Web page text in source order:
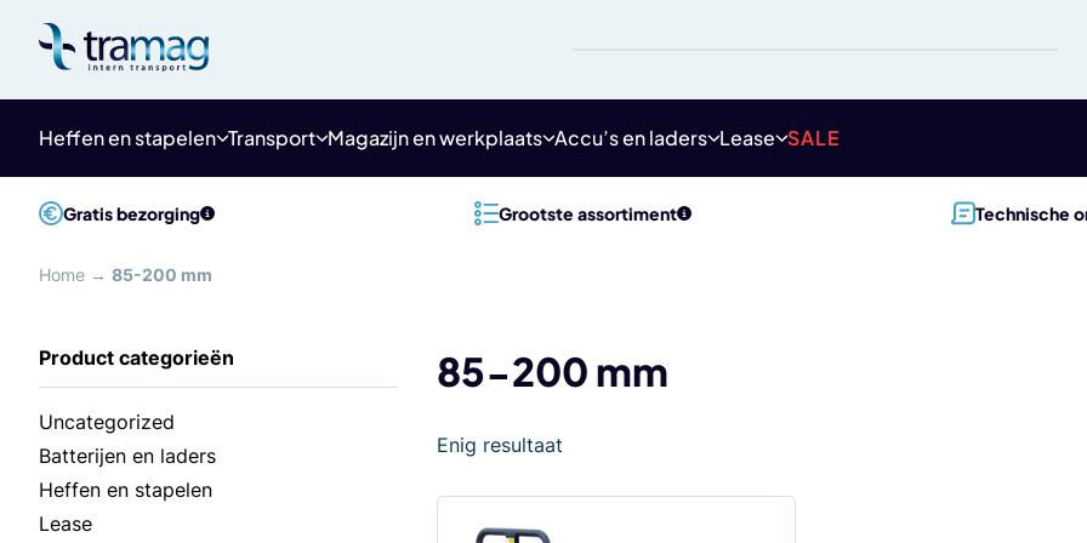
content
Heffen en stapelen Transport Magazijn en werkplaats Accu’s en laders Lease SALE
Gratis bezorging Grootste assortiment Technische
Home → 85-200 mm
85-200 mm
Uncategorized
Batterijen en laders
Heffen en stapelen
Lease
Enig resultaat